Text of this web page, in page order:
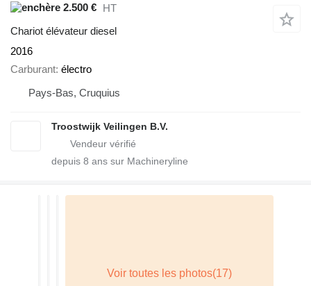
2.500 € HT
Chariot élévateur diesel
2016
Carburant électro
Pays-Bas, Cruquius
Troostwijk Veilingen B.V.
depuis 8 ans sur Machineryline